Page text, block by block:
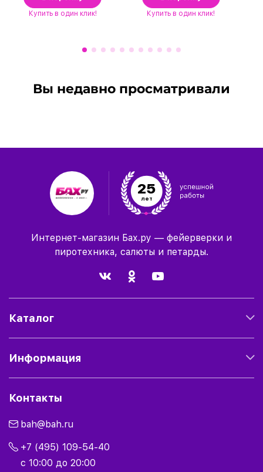
Купить в один клик! Купить в один клик!
Вы недавно просматривали
25
лет
Интернет-магазин Бах.ру — фейерверки и
пиротехника, салюты и петарды.
Каталог
Информация
Контакты
bah@bah.ru
+7 (495) 109-54-40
с 10:00 до 20:00